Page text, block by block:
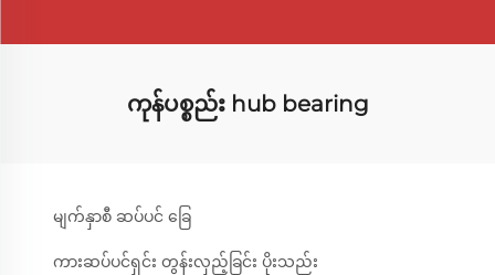
ကုန်ပစ္စည်း hub bearing
မျက်နှာစီ ဆပ်ပင် ခြေ
ကားဆပ်ပင်ရှင်း တွန်းလှည့်ခြင်း ပိုးသည်း